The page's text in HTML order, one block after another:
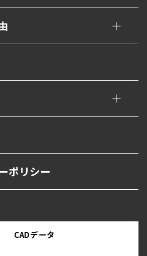
助手すり
護材
プ
・点字鋲
側溝
ルス技術
レス仕上げ
設
設
施設
ス施設
設
様へ
ポリシー
CADデータ